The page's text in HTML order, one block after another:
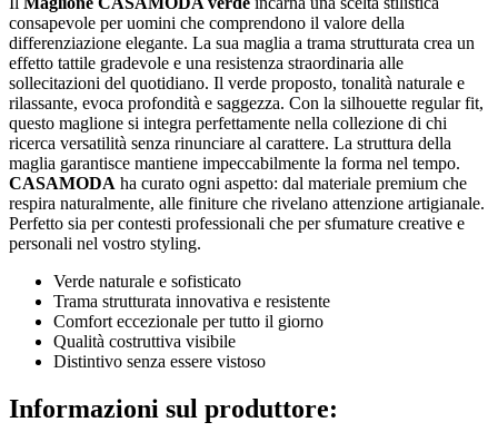
consapevole per uomini che comprendono il valore della
differenziazione elegante. La sua maglia a trama strutturata crea un
effetto tattile gradevole e una resistenza straordinaria alle
sollecitazioni del quotidiano. Il verde proposto, tonalità naturale e
rilassante, evoca profondità e saggezza. Con la silhouette regular fit,
questo maglione si integra perfettamente nella collezione di chi
ricerca versatilità senza rinunciare al carattere. La struttura della
maglia garantisce mantiene impeccabilmente la forma nel tempo.
CASAMODA ha curato ogni aspetto: dal materiale premium che
respira naturalmente, alle finiture che rivelano attenzione artigianale.
Perfetto sia per contesti professionali che per sfumature creative e
personali nel vostro styling.
Verde naturale e sofisticato
Trama strutturata innovativa e resistente
Comfort eccezionale per tutto il giorno
Qualità costruttiva visibile
Distintivo senza essere vistoso
Informazioni sul produttore: